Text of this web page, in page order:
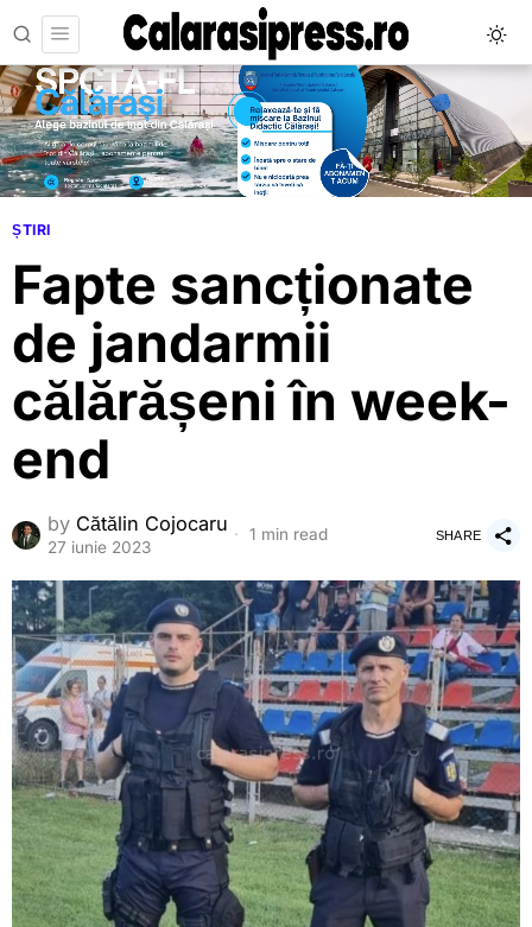
ȘTIRI
Fapte sancționate
de jandarmii
călărășeni în week-
end
by Cătălin Cojocaru
27 iunie 2023
1 min read SHARE